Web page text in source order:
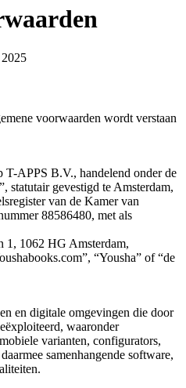
voorwaarden wordt verstaan
T-APPS B.V., handelend onder de
statutair gevestigd te Amsterdam,
van de Kamer van
88586480, met als
1062 HG Amsterdam,
“Yousha” of “de
en digitale omgevingen die door
waaronder
varianten, configurators,
samenhangende software,